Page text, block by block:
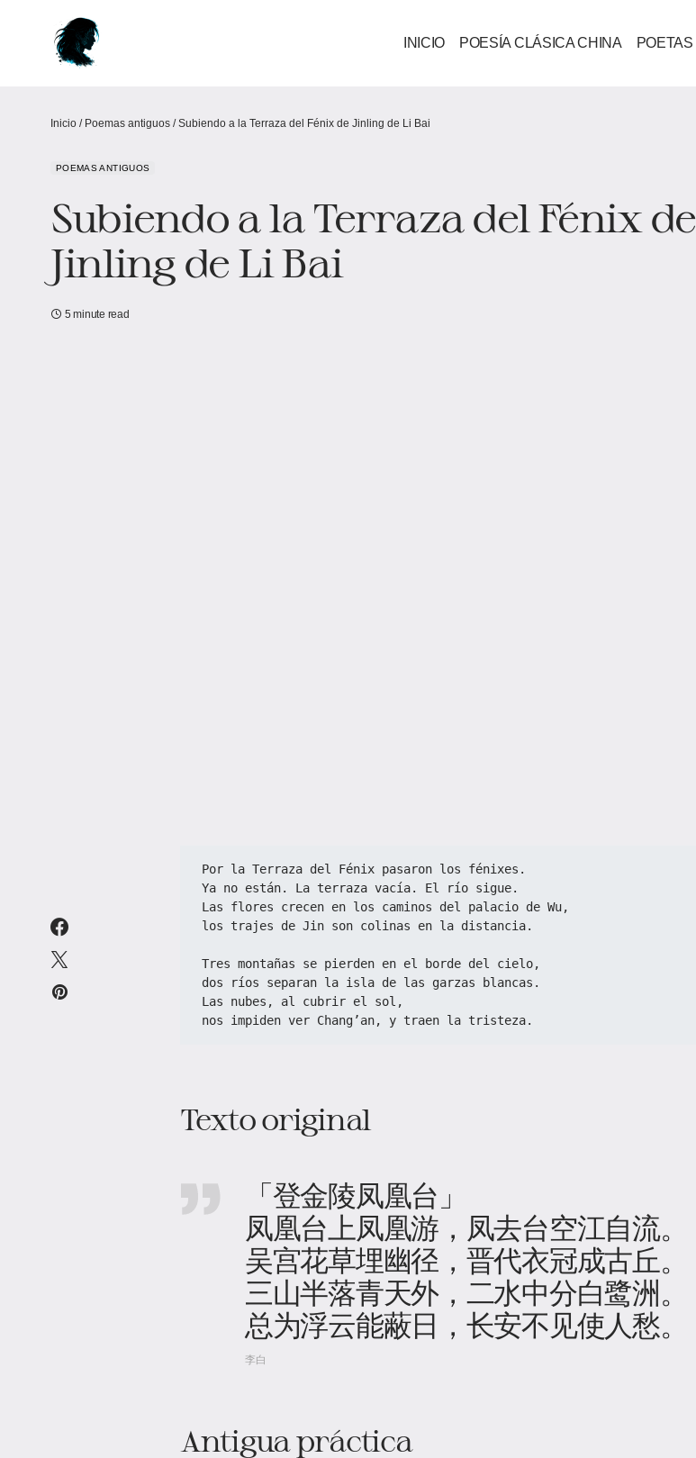
INICIO POESÍA CLÁSICA CHINA POETAS
Inicio / Poemas antiguos /Subiendo a la Terraza del Fénix de Jinling de Li Bai
POEMAS ANTIGUOS
Subiendo a la Terraza del Fénix de
Jinling de Li Bai
5 minute read
Por la Terraza del Fénix pasaron los fénixes.
Ya no están. La terraza vacía. El río sigue.
Las flores crecen en los caminos del palacio de Wu,
los trajes de Jin son colinas en la distancia.
Tres montañas se pierden en el borde del cielo,
dos ríos separan la isla de las garzas blancas.
Las nubes, al cubrir el sol,
nos impiden ver Chang’an, y traen la tristeza.
Texto original
「登金陵凤凰台」
凤凰台上凤凰游，凤去台空江自流。
吴宫花草埋幽径，晋代衣冠成古丘。
三山半落青天外，二水中分白鹭洲。
总为浮云能蔽日，长安不见使人愁。
李白
Antigua práctica